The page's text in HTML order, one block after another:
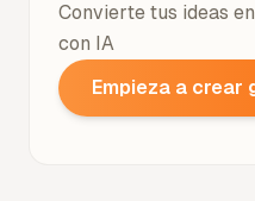
Convierte tus ideas
con IA
Empieza a crear